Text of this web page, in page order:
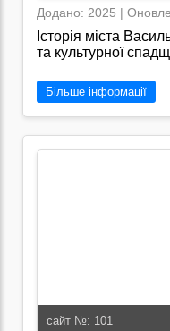
Додано: 2025 |
Історія міста
та культурної
архітектура
Більше інформації
сайт №: 101